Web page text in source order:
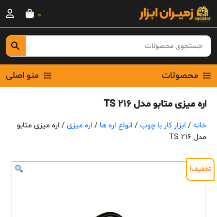
Skip
content
0
محصولات منو اصلی
اره میزی متابو مدل TS 216
خانه / ابزار کار با چوب / انواع اره ها / اره میزی / اره میزی متابو
مدل TS 216
تخفیف!